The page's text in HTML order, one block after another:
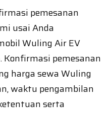
pemesanan
usai Anda
Wuling Air EV
Konfirmasi pemesanan
harga sewa Wuling
waktu pengambilan
serta